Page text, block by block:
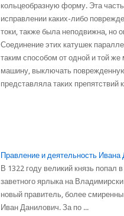
кольцеобразную форму. Эта
исправлении каких-либо
токи, также была неподвижна, но
Соединение этих катушек
таким способом от одной и той
машину, выключать
представляла таких
Правление и деятельность
В 1322 году великий князь
заветного ярлыка на
новый правитель, более
Иван Данилович. За по ...